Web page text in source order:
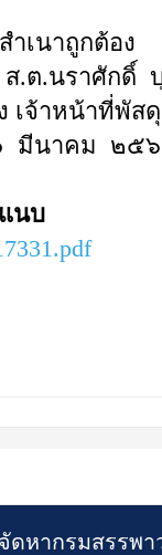
าถูกต้อง
ส.ต.นราศักดิ์
เจ้าหน้าที่พัสดุ
าคม ๒๕
นบ
ดหากรมสรรพ